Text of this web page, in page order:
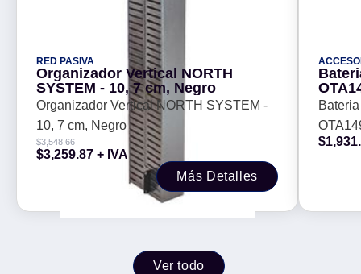
RED PASIVA
Organizador Vertical NORTH
SYSTEM - 10, 7 cm, Negro
Organizador Vertical NORTH SYSTEM -
10, 7 cm, Negro
$3,548.66
$3,259.87 + IVA
Más Detalles
para
Apple
$
Ver todo